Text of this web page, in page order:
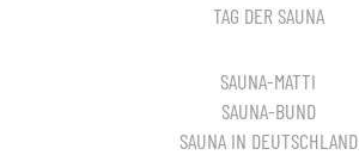
TAG DER SAUNA
SAUNA-MATTI
SAUNA-BUND
SAUNA IN DEUTSCHLAND